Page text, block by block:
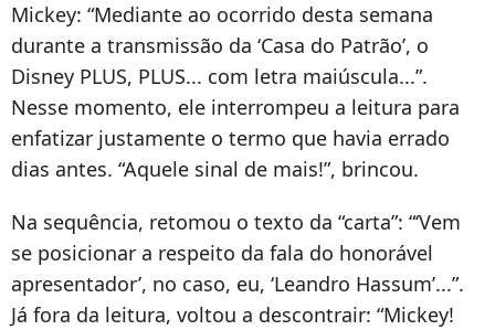
Mickey: “Mediante ao ocorrido desta semana
durante a transmissão da ‘Casa do Patrão’, o
Disney PLUS, PLUS... com letra maiúscula...”.
Nesse momento, ele interrompeu a leitura para
enfatizar justamente o termo que havia errado
dias antes. “Aquele sinal de mais!”, brincou.
Na sequência, retomou o texto da “carta”: “‘Vem
se posicionar a respeito da fala do honorável
apresentador’, no caso, eu, ‘Leandro Hassum’...”.
Já fora da leitura, voltou a descontrair: “Mickey!